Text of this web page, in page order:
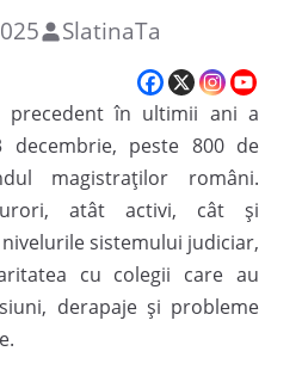
SlatinaTa
precedent în ultimii ani a
decembrie, peste 800 de
magistraților români.
atât activi, cât și
sistemului judiciar,
cu colegii care au
derapaje și probleme